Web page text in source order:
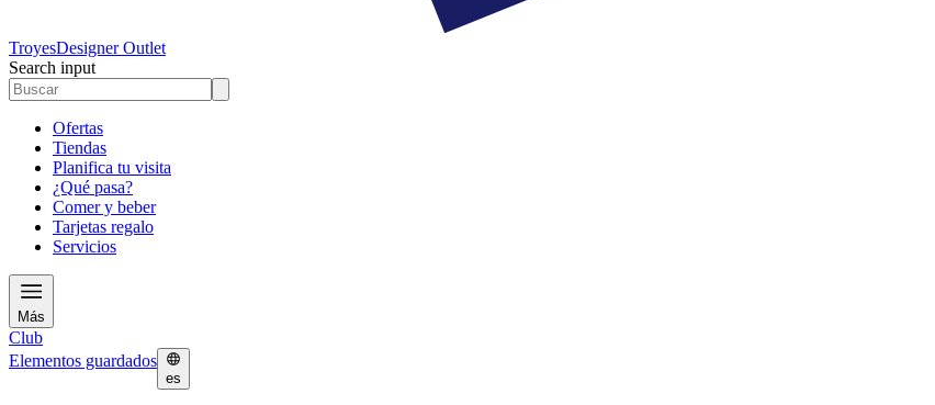
TroyesDesigner Outlet
Search input
Ofertas
Tiendas
Planifica tu visita
¿Qué pasa?
Comer y beber
Tarjetas regalo
Servicios
Más
Club
Elementos guardados
es